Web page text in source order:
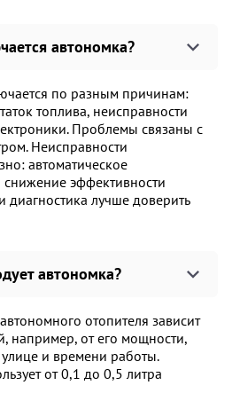
автономка?
по разным причинам:
топлива, неисправности
Проблемы связаны с
Неисправности
автоматическое
эффективности
диагностика лучше доверить
автономка?
отопителя зависит
например, от его мощности,
и времени работы.
от 0,1 до 0,5 литра